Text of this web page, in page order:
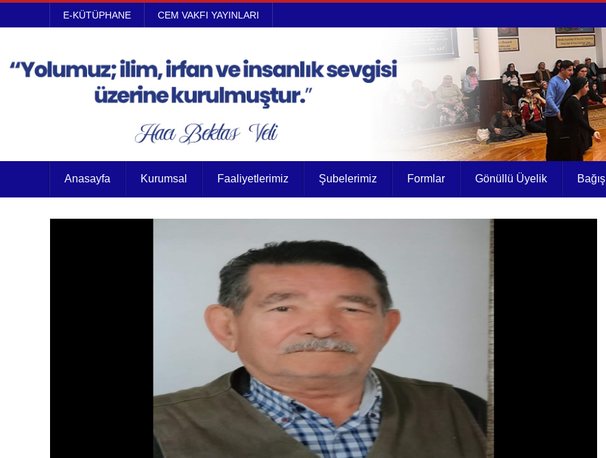
E-KÜTÜPHANE CEM VAKFI YAYINLARI
Anasayfa Kurumsal Faaliyetlerimiz Şubelerimiz Formlar Gönüllü Üyelik Bağış